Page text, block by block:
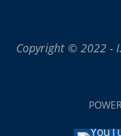
Copyright © 2022 -